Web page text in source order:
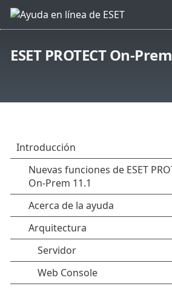
ESET PROTECT On-Prem